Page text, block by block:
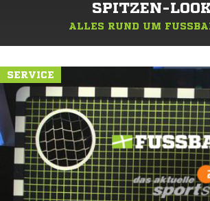
SPITZEN-
ALLES RUND UM
SERVICE